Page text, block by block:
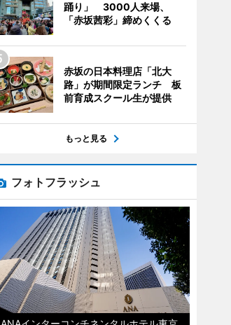
踊り」 3000人来場、
「赤坂茜彩」締めくくる
赤坂の日本料理店「北大
路」が期間限定ランチ 板
前育成スクール生が提供
もっと見る
フォトフラッシュ